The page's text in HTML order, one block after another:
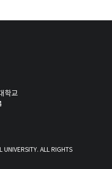
학교
ALL RIGHTS